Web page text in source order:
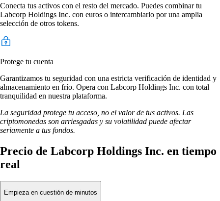
Conecta tus activos con el resto del mercado. Puedes combinar tu
Labcorp Holdings Inc. con euros o intercambiarlo por una amplia
selección de otros tokens.
Protege tu cuenta
Garantizamos tu seguridad con una estricta verificación de identidad y
almacenamiento en frío. Opera con Labcorp Holdings Inc. con total
tranquilidad en nuestra plataforma.
La seguridad protege tu acceso, no el valor de tus activos. Las
criptomonedas son arriesgadas y su volatilidad puede afectar
seriamente a tus fondos.
Precio de Labcorp Holdings Inc. en tiempo
real
Empieza en cuestión de minutos